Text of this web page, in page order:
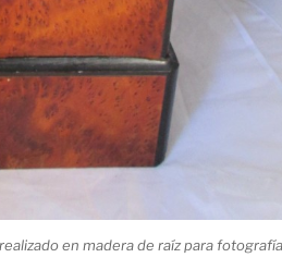
en madera de raíz para